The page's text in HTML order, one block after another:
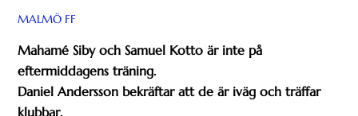
MALMÖ FF
Mahamé Siby och Samuel Kotto är inte på
eftermiddagens träning.
Daniel Andersson bekräftar att de är iväg och träffar
klubbar.